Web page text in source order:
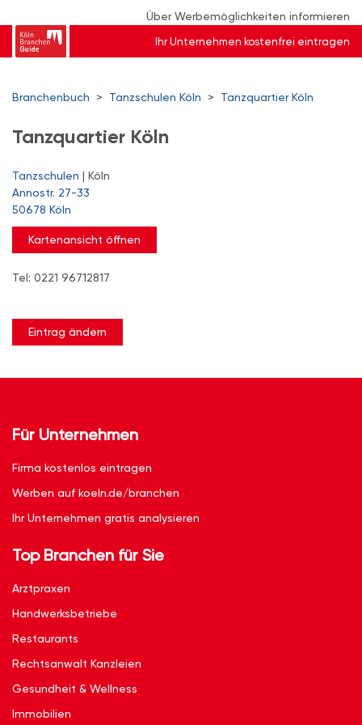
Über Werbemöglichkeiten informieren
Ihr Unternehmen kostenfrei eintragen
Branchenbuch > Tanzschulen Köln > Tanzquartier Köln
Tanzquartier Köln
Tanzschulen | Köln
Annostr. 27-33
50678 Köln
Kartenansicht öffnen
Tel: 0221 96712817
Eintrag ändern
Für Unternehmen
Firma kostenlos eintragen
Werben auf koeln.de/branchen
Ihr Unternehmen gratis analysieren
Top Branchen für Sie
Arztpraxen
Handwerksbetriebe
Restaurants
Rechtsanwalt Kanzleien
Gesundheit & Wellness
Immobilien